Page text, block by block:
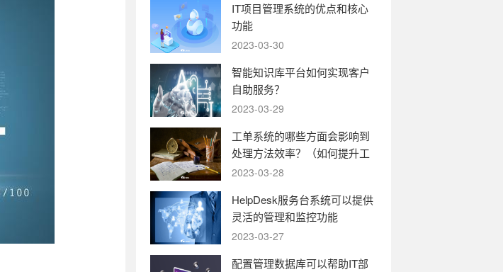
IT项目管理系统的优点和核心
功能
2023-03-30
智能知识库平台如何实现客户
自助服务？
2023-03-29
工单系统的哪些方面会影响到
处理方法效率？（如何提升工
单系统的运转效率）
2023-03-28
HelpDesk服务台系统可以提供
灵活的管理和监控功能
2023-03-27
配置管理数据库可以帮助IT部